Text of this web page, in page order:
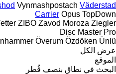
Vynmashpostach Väderstad
Carrier Opus TopDown
ZIBO Zavod Moroza Ziegler
Disc Master Pro
Överum Özdöken Ünlü
عرض الكل
الموقع
البحث في نطاق بنصف قُطر